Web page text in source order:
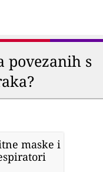
povezanih s
maske i